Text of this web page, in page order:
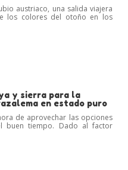
austriaco, una salida viajera
los colores del otoño en los
y sierra para la
en estado puro
de aprovechar las opciones
buen tiempo. Dado al factor